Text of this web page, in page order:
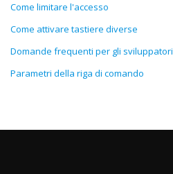
Come limitare l'accesso
Come attivare tastiere diverse
Domande frequenti per gli sviluppatori
Parametri della riga di comando